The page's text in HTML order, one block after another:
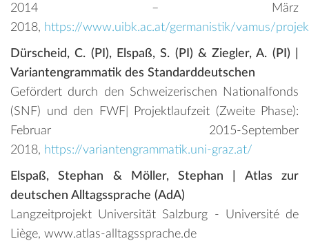
2014 – März
2018, https://www.uibk.ac.at/germanistik/vamus/
Dürscheid, C. (PI), Elspaß, S. (PI) & Ziegler, A. (PI) |
Variantengrammatik des Standarddeutschen
Gefördert durch den Schweizerischen Nationalfonds
(SNF) und den FWF| Projektlaufzeit (Zweite Phase):
Februar 2015-September
2018, https://variantengrammatik.uni-graz.at/
Elspaß, Stephan & Möller, Stephan | Atlas zur
deutschen Alltagssprache (AdA)
Langzeitprojekt Universität Salzburg - Université de
Liège, www.atlas-alltagssprache.de